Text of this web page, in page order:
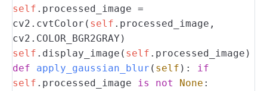
self .processed_image =
cv2.cvtColor( self .processed_image,
cv2.COLOR_BGR2GRAY)
self .display_image( self .processed_image)
def
apply_gaussian_blur ( self ):
if
self .processed_image is not None :